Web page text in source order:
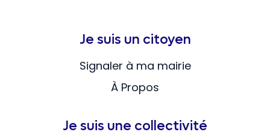
Je suis un citoyen
Signaler à ma mairie
À Propos
Je suis une collectivité